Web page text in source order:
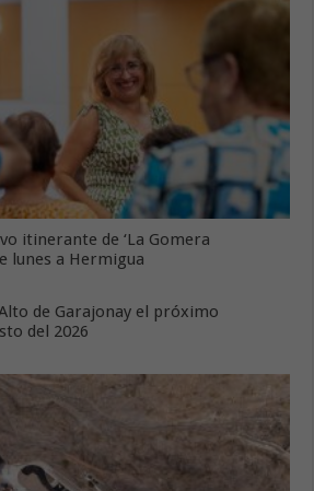
itinerante de ‘La Gomera
lunes a Hermigua
de Garajonay el próximo
del 2026